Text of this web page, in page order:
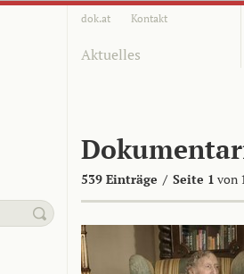
dok.at Kontakt
Aktuelles
539 Einträge / Seite 1 von